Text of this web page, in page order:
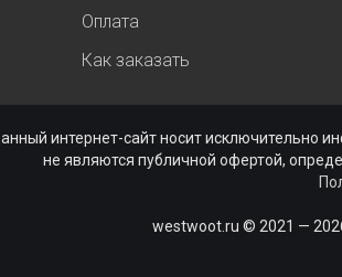
Оплата
Как заказать
интернет-сайт носит исключительно
не являются публичной офертой,
westwoot.ru © 2021 —